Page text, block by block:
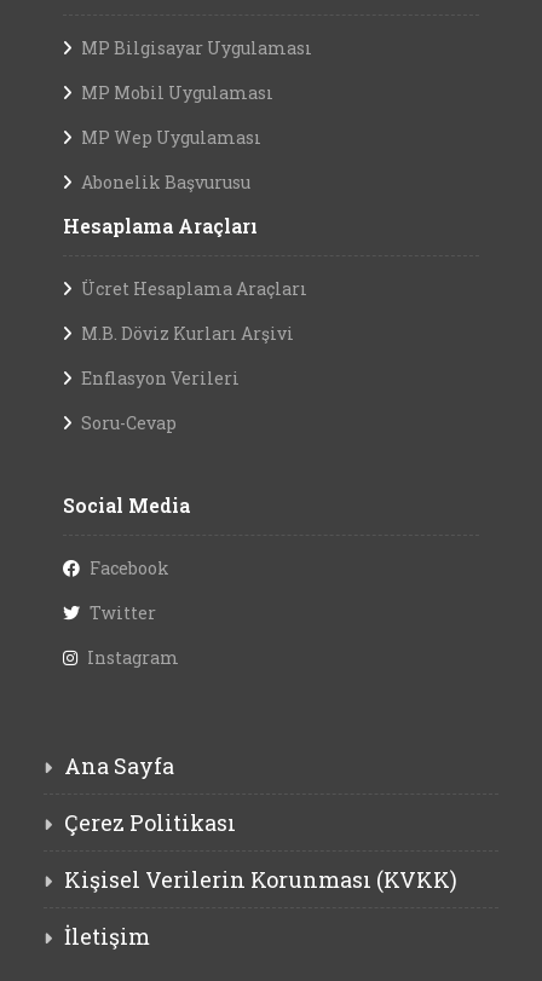
MP Bilgisayar Uygulaması
MP Mobil Uygulaması
MP Wep Uygulaması
Abonelik Başvurusu
Hesaplama Araçları
Ücret Hesaplama Araçları
M.B. Döviz Kurları Arşivi
Enflasyon Verileri
Soru-Cevap
Social Media
Facebook
Twitter
Instagram
Ana Sayfa
Çerez Politikası
Kişisel Verilerin Korunması (KVKK)
İletişim